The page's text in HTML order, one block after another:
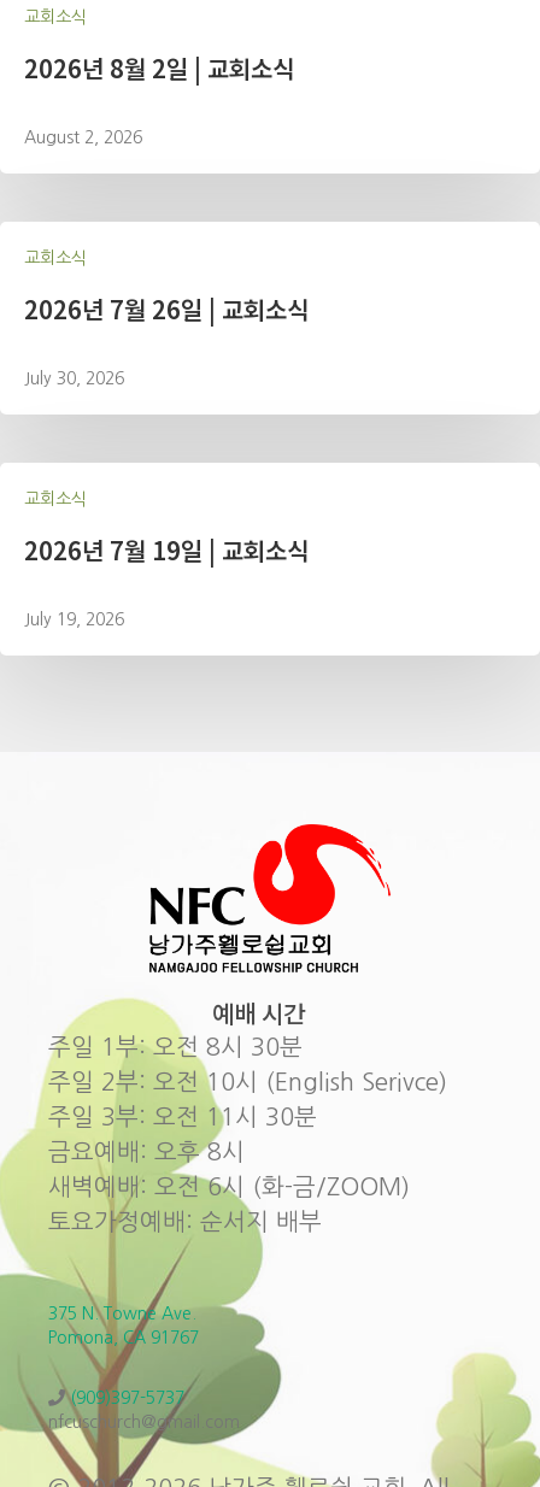
교회소식
2026년 8월 2일 | 교회소식
August 2, 2026
교회소식
2026년 7월 26일 | 교회소식
July 30, 2026
교회소식
2026년 7월 19일 | 교회소식
July 19, 2026
예배 시간
주일 1부: 오전 8시 30분
주일 2부: 오전 10시 (English Serivce)
주일 3부: 오전 11시 30분
금요예배: 오후 8시
새벽예배: 오전 6시 (화-금/ZOOM)
토요가정예배: 순서지 배부
375 N. Towne Ave.
Pomona, CA 91767
(909)397-5737
nfcuschurch@gmail.com